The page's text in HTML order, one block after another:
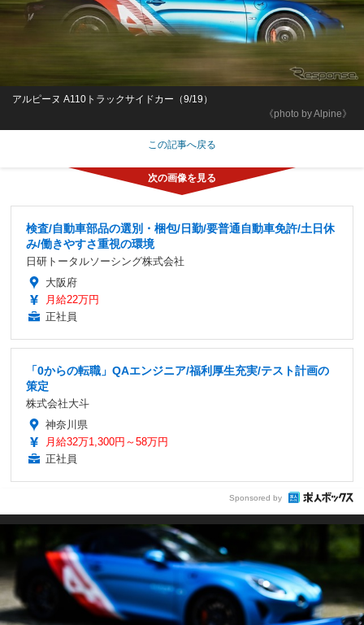
《photo by Alpine》
アルピーヌ A110トラックサイドカー（9/19）
この記事へ戻る
検査/自動車部品の選別・梱包/日勤/要普通自動車免許/土日休
み/働きやすさ重視の環境
日研トータルソーシング株式会社
大阪府
月給22万円
正社員
「0からの転職」QAエンジニア/福利厚生充実/テスト計画の
策定
株式会社大斗
神奈川県
月給32万1,300円～58万円
正社員
Sponsored by